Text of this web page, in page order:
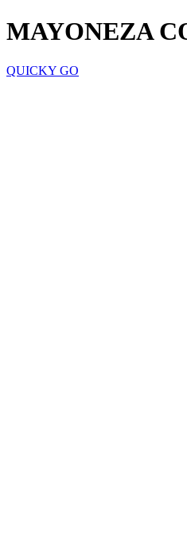
MAYONEZA
QUICKY GO